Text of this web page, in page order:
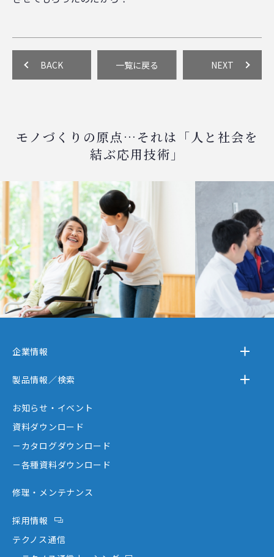
BACK NEXT
一覧に戻る
モノづくりの原点…それは「人と社会を
結ぶ応用技術」
企業情報
－企業情報
－テクノスジャパンが選ばれる理由
－創業者大西秀憲ヒストリー
製品情報／検索
お知らせ・イベント
資料ダウンロード
－カタログダウンロード
－各種資料ダウンロード
修理・メンテナンス
採用情報
テクノス通信